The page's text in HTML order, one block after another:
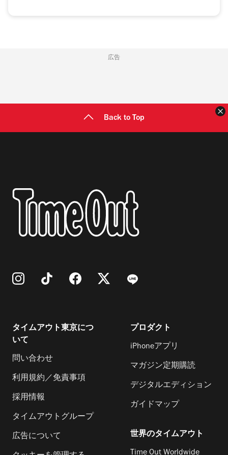
広告
Back to Top
タイムアウト東京につ
いて
問い合わせ
利用規約／免責事項
採用情報
タイムアウトグループ
広告について
プロダクト
iPhoneアプリ
マガジン定期購読
デジタルエディション
ガイドマップ
世界のタイムアウト
Time Out Worldwide